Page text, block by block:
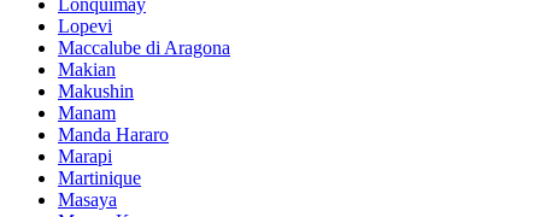
Lonquimay
Lopevi
Maccalube di Aragona
Makian
Makushin
Manam
Manda Hararo
Marapi
Martinique
Masaya